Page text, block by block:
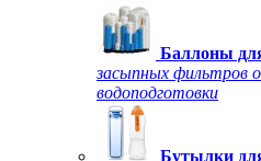
Баллоны
засыпных фильтров
водоподготовки
Бутылки